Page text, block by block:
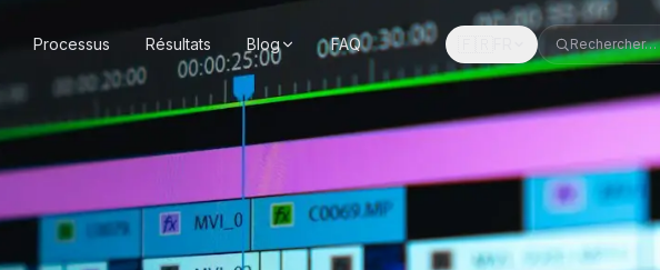
Processus Résultats Blog FAQ Rechercher…